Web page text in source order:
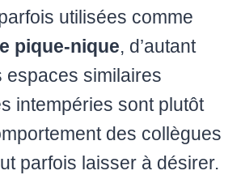
utilisées comme
pique-nique, d’autant
espaces similaires
intempéries sont plutôt
des collègues
parfois laisser à désirer.